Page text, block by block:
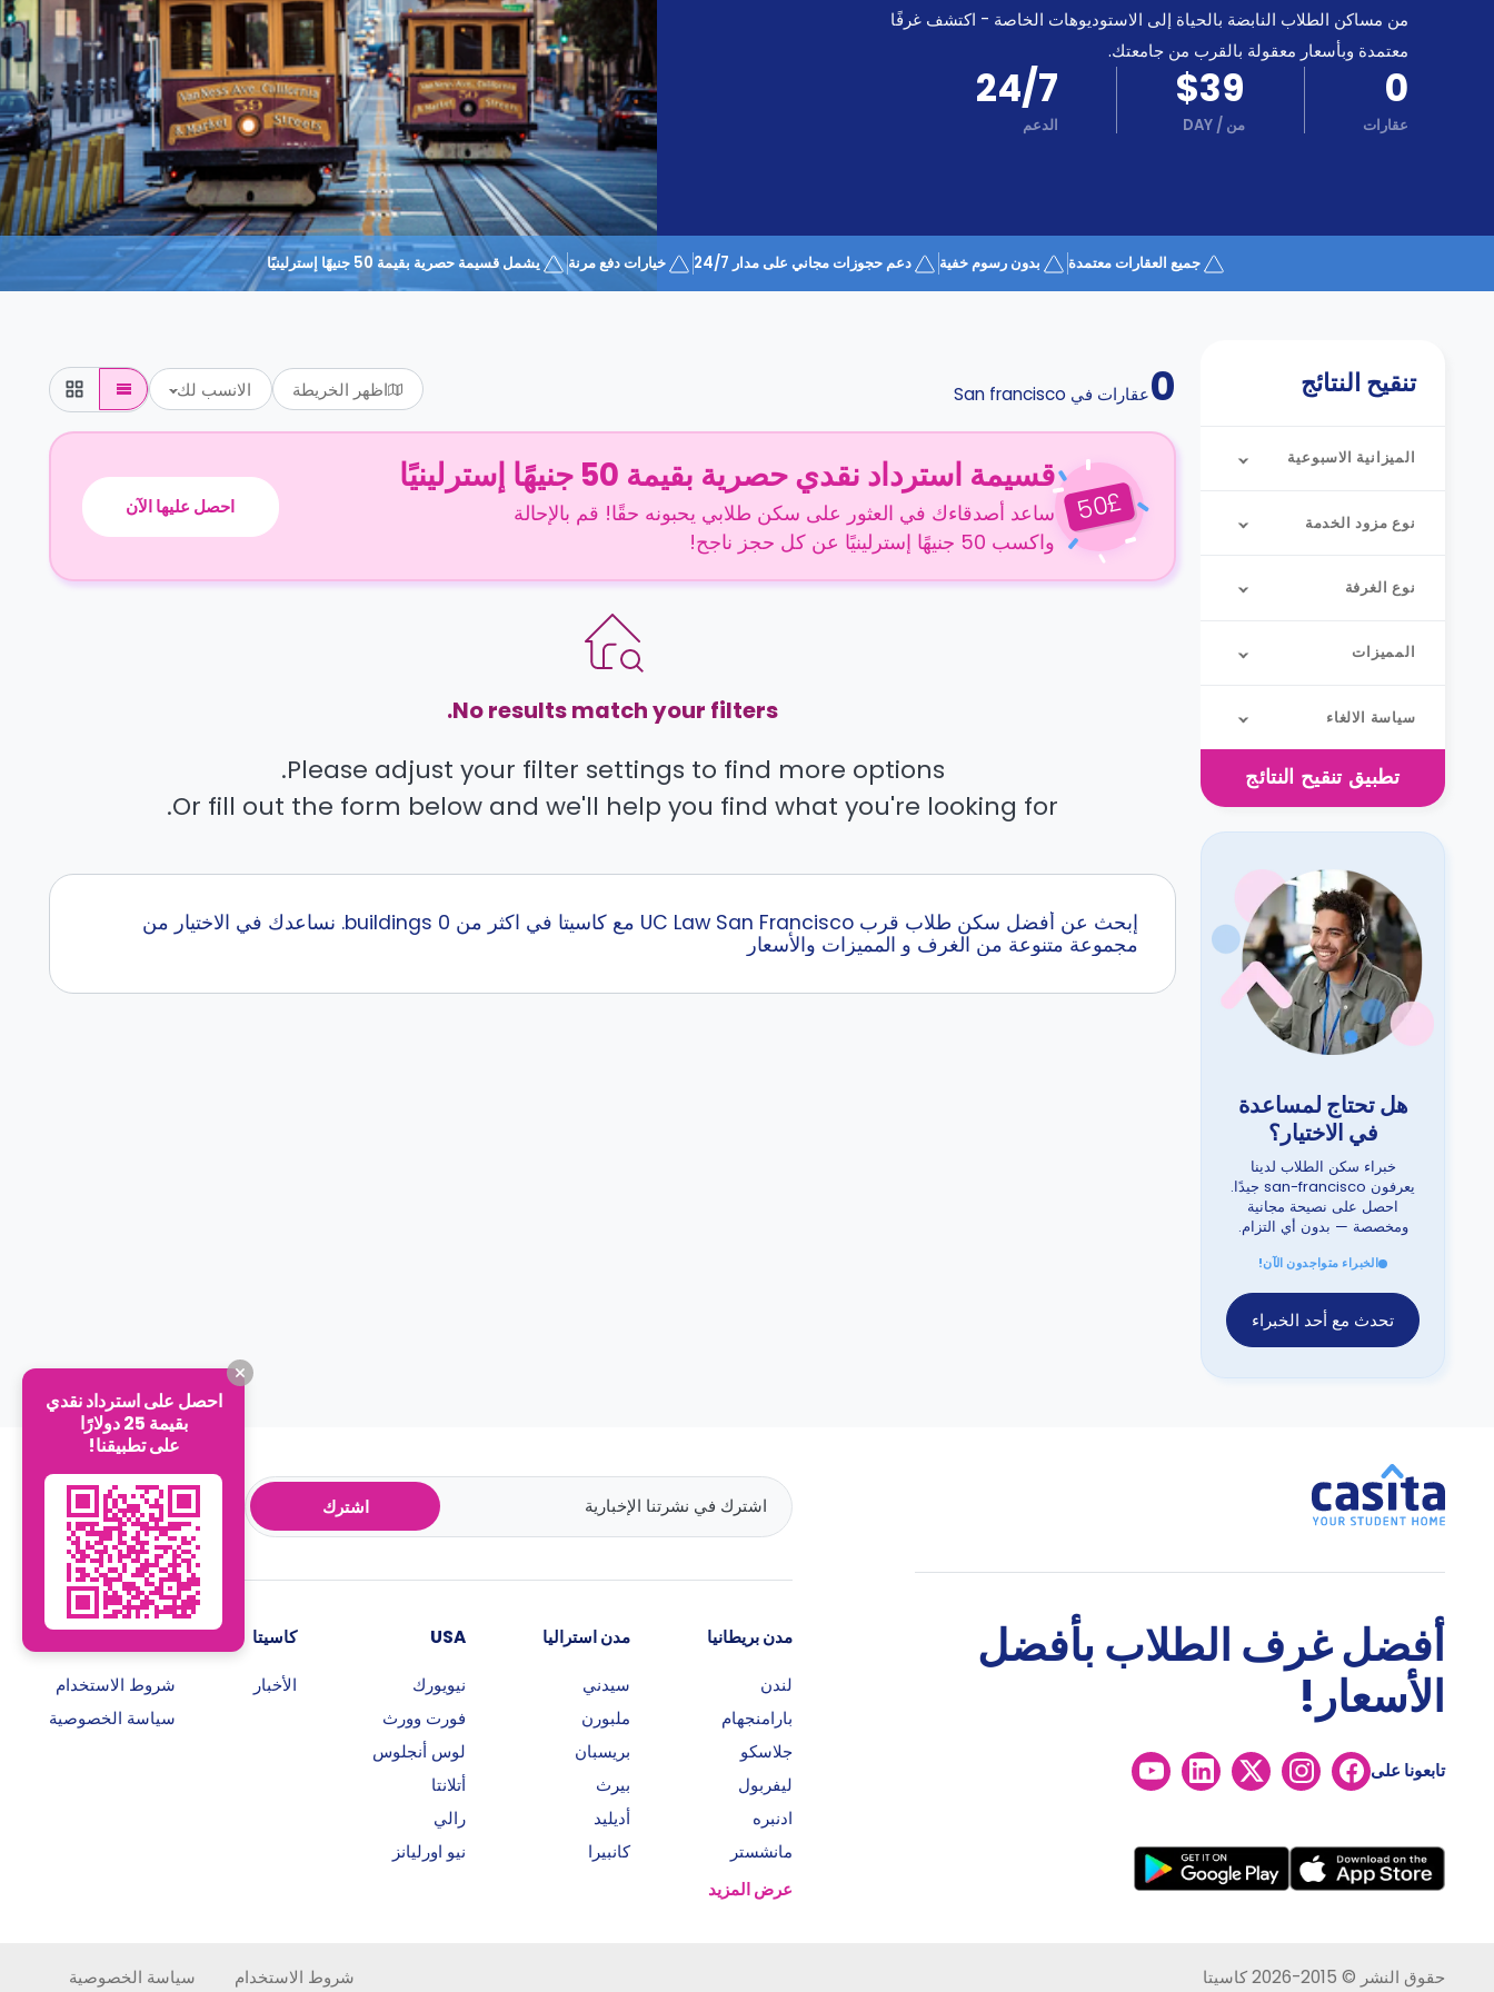
المساعدة
تعمل؟
من مساكن الطلاب النابضة بالحياة إلى الاستوديوهات الخاصة - اكتشف غرفًا
معتمدة وبأسعار معقولة بالقرب من جامعتك.
0
عقارات
$39
من /
DAY
24/7
الدعم
جميع العقارات معتمدة بدون رسوم خفية دعم حجوزات مجاني على مدار 24/7 خيارات دفع مرنة يشمل قسيمة حصرية بقيمة 50 جنيهًا إسترلينيًا
تنقيح النتائج
الميزانية الاسبوعية
نوع مزود الخدمة
نوع الغرفة
المميزات
سياسة الالغاء
تطبيق تنقيح النتائج
هل تحتاج لمساعدة
في الاختيار؟
خبراء سكن الطلاب لدينا
يعرفون san-francisco جيدًا.
احصل على نصيحة مجانية
ومخصصة — بدون أي التزام.
الخبراء متواجدون الآن!
تحدث مع أحد الخبراء
0عقارات في San francisco اظهر الخريطة الانسب لك
£
50
قسيمة استرداد نقدي حصرية بقيمة 50 جنيهًا إسترلينيًا
ساعد أصدقاءك في العثور على سكن طلابي يحبونه حقًا! قم بالإحالة
واكسب 50 جنيهًا إسترلينيًا عن كل حجز ناجح!
احصل عليها الآن
No results match your filters.
Please adjust your filter settings to find more options.
Or fill out the form below and we'll help you find what you're looking for.
إبحث عن أفضل سكن طلاب قرب UC Law San Francisco مع كاسيتا في اكثر من 0 buildings. نساعدك في الاختيار من
مجموعة متنوعة من الغرف و المميزات والأسعار
اشترك
أفضل غرف الطلاب بأفضل
الأسعار!
تابعونا على
مدن بريطانيا
لندن
بارامنجهام
جلاسكو
ليفربول
ادنبره
مانشستر
عرض المزيد
مدن استراليا
سيدني
ملبورن
بريسبان
بيرث
أديليد
كانبيرا
USA
نيويورك
فورت وورث
لوس أنجلوس
أتلانتا
رالي
نيو اورليانز
كاسيتا
الأخبار
روابط هامة
شروط الاستخدام
سياسة الخصوصية
حقوق النشر © 2015-2026 كاسيتا شروط الاستخدام سياسة الخصوصية
احصل على استرداد نقدي
بقيمة 25 دولارًا
على تطبيقنا!